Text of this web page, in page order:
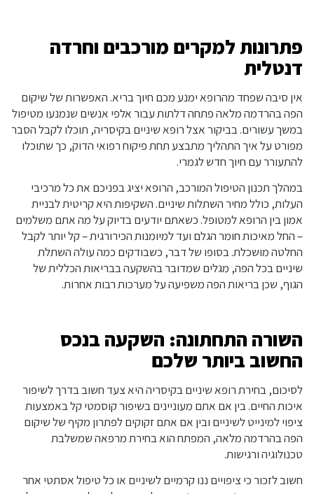
פתרונות למקרים מורכבים וחרדה
דנטלית
אין סיבה שפחד מהרופא ימנע מכם חיוך בריא. האפשרות של שיקום
הפה בהרדמה מלאה פתחה דלתות עבור אלפי אנשים שנמנעו מטיפול
במשך עשורים. בביקור אצל רופא שיניים בקיסריה, תוכלו לקבל הסבר
מפורט על איך התהליך מתבצע תחת פיקוח רפואי הדוק, כך שתוכלו
להתעורר עם חיוך חדש לגמרי.
במהלך תכנון הטיפול המורכב, הרופא יציג בפניכם את כל מרכיבי
העלות, כולל מחיר השתלות שיניים. השקיפות היא קריטית לבניית
אמון בין הרופא למטופל. כשאתם יודעים בדיוק על מה אתם משלמים
– החל מאיכות חומר הגלם ועד למיומנות הכירורגית – קל יותר לקבל
החלטה מושכלת. בסופו של דבר, כשבודקים כמה עולה השתלת
שיניים בכל הפה, מגלים שמדובר בהשקעה בבריאות הכללית של
הגוף, שכן בריאות הפה משפיעה על מערכות רבות אחרות.
השורה התחתונה: השקעה בנכס
החשוב ביותר שלכם
לסיכום, בחירת רופא שיניים בקיסריה היא צעד חשוב בדרך לשיפור
איכות החיים. בין אם אתם מעוניינים בשיפור קוסמטי קל באמצעות
ציפוי למינייט לשיניים ובין אם אתם זקוקים לפתרון מקיף של שיקום
הפה בהרדמה מלאה, המפתח הוא בחירת מרפאה שמשלבת
טכנולוגיה ורגישות.
חשוב לזכור כי ציפויים ננו קרמיים לשיניים או כל טיפול אסתטי אחר